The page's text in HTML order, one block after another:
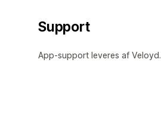
Support
App-support leveres af Veloyd.